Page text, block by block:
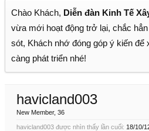
Chào Khách, Diễn đàn Kinh Tế
vừa mới hoạt động trở lại, chắc
sót, Khách nhớ đóng góp ý kiến để
càng phát triển nhé!
havicland003
New Member, 36
havicland003 được nhìn thấy lần cuối: 18/10/